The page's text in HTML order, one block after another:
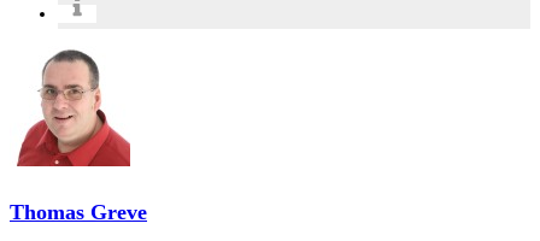
Thomas Greve